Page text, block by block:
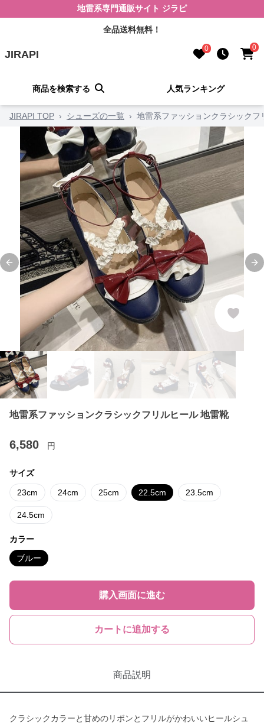
地雷系専門通販サイト ジラピ
全品送料無料！
JIRAPI 0 0
商品を検索する 人気ランキング
JIRAPI TOP › シューズの一覧 › 地雷系ファッションクラシックフ
Previous slide
地雷系ファッションクラシックフリルヒール 地雷靴
6,580 円
サイズ
23cm 24cm 25cm 22.5cm 23.5cm
24.5cm
カラー
ブルー
購入画面に進む
カートに追加する
商品説明
クラシックカラーと甘めのリボンとフリルがかわいいヒールシュ